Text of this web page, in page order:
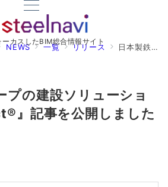
ーカスしたBIM総合情報サイト
NEWS 一覧 リリース 日本製鉄グループの建設ソリューション『ProStruct®』記事を公開しました
プの建設ソリューショ
』記事を公開しました